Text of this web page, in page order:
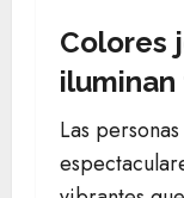
Colores
Las